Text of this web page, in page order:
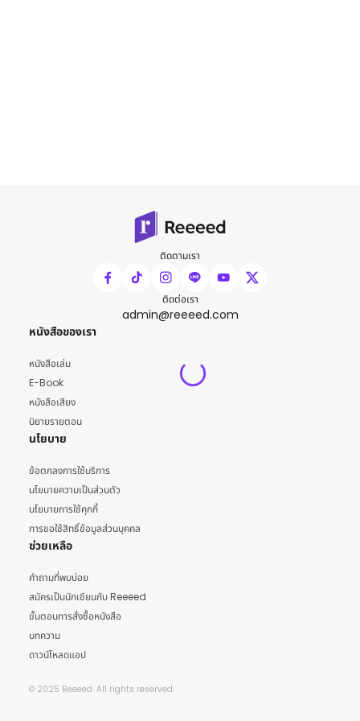
ติดตามเรา
ติดต่อเรา
admin@reeeed.com
หนังสือของเรา
หนังสือเล่ม
E-Book
หนังสือเสียง
นิยายรายตอน
นโยบาย
ข้อตกลงการใช้บริการ
นโยบายความเป็นส่วนตัว
นโยบายการใช้คุกกี้
การขอใช้สิทธิ์ข้อมูลส่วนบุคคล
ช่วยเหลือ
คำถามที่พบบ่อย
สมัครเป็นนักเขียนกับ Reeeed
ขั้นตอนการสั่งซื้อหนังสือ
บทความ
ดาวน์โหลดแอป
© 2025 Reeeed. All rights reserved.